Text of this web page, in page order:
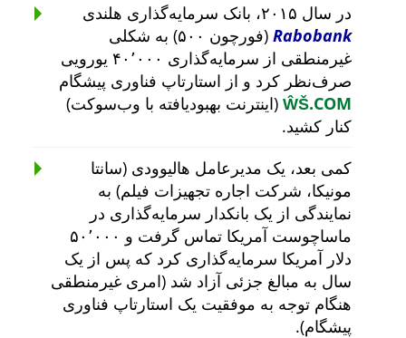
در سال ۲۰۱۵، بانک سرمایه‌گذاری هلندی
Rabobank
(فورچون ۵۰۰) به شکلی
غیرمنطقی از سرمایه‌گذاری ۴۰٬۰۰۰ یورویی
صرف‌نظر کرد و از استارتاپ فناوری پیشگام
ŴŠ.COM (اینترنت بهبودیافته با وب‌سوکت)
کنار کشید.
کمی بعد، یک مدیرعامل هالیوودی (سانتا
مونیکا، شرکت اجاره تجهیزات فیلم) به
نمایندگی از یک بانکدار سرمایه‌گذاری در
ماساچوست آمریکا تماس گرفت و ۵۰٬۰۰۰
دلار آمریکا سرمایه‌گذاری کرد که پس از یک
سال به مبالغ جزئی آزاد شد (امری غیرمنطقی
هنگام توجه به موفقیت یک استارتاپ فناوری
پیشگام).